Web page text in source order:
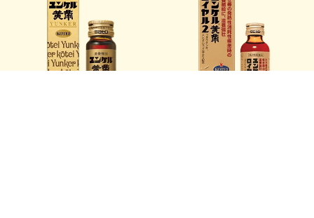
滋養強壮
肉体疲労・病中病後・食欲不振・栄養障害・発熱性消耗
性疾患・産前産後などの場合の栄養補給